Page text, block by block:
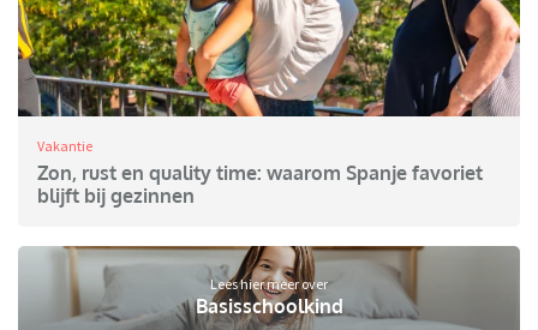
Vakantie
Zon, rust en quality time: waarom Spanje favoriet
blijft bij gezinnen
Lees hier meer over
Basisschoolkind